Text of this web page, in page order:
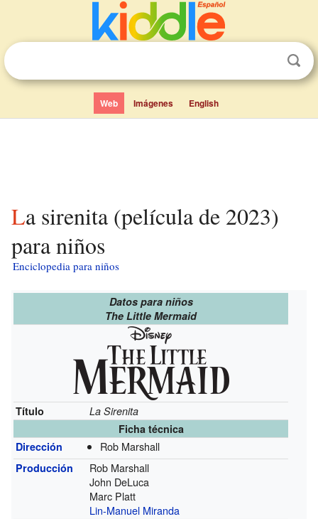
Web Imágenes English
La sirenita (película de 2023)
para niños
Enciclopedia para niños
Datos para niños
The Little Mermaid
Título
La Sirenita
Ficha técnica
Dirección
Rob Marshall
Producción
Rob Marshall
John DeLuca
Marc Platt
Lin-Manuel Miranda